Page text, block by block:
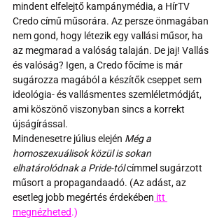
mindent elfelejtő kampánymédia, a HírTV
Credo című műsorára. Az persze önmagában
nem gond, hogy létezik egy vallási műsor, ha
az megmarad a valóság talaján. De jaj! Vallás
és valóság? Igen, a Credo főcíme is már
sugározza magából a készítők cseppet sem
ideológia- és vallásmentes szemléletmódját,
ami köszönő viszonyban sincs a korrekt
újságírással.
Mindenesetre július elején Még a
homoszexuálisok közül is sokan
elhatárolódnak a Pride-tól címmel sugárzott
műsort a propagandaadó. (Az adást, az
esetleg jobb megértés érdekében itt
megnézheted.)